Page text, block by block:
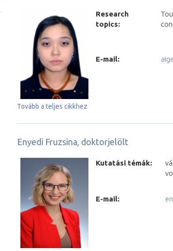
Research
topics:
E-mail:
Tovább a teljes cikkhez
Enyedi Fruzsina, doktorjelölt
Kutatási témák:
E-mail: